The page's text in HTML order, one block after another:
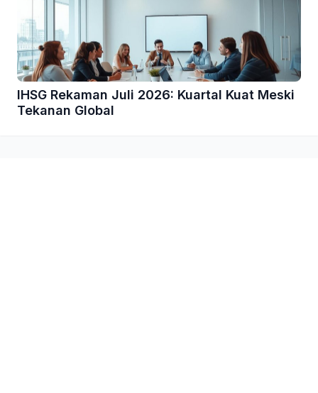
IHSG Rekaman Juli 2026: Kuartal Kuat Meski
Tekanan Global